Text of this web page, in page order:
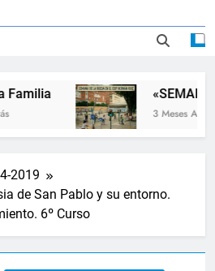
Familia «SEMANA
3 Meses Atrás
2019
de San Pablo y su entorno.
6º Curso